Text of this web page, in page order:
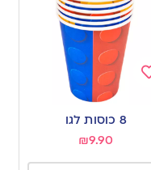
8 כוסות לגו
₪9.90